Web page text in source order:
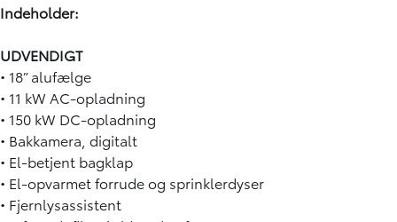
Indeholder:
UDVENDIGT
• 18” alufælge
• 11 kW AC-opladning
• 150 kW DC-opladning
• Bakkamera, digitalt
• El-betjent bagklap
• El-opvarmet forrude og sprinklerdyser
• Fjernlysassistent